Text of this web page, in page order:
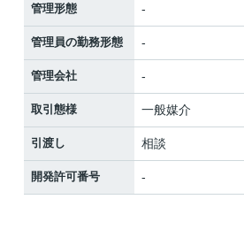
管理形態 -
管理員の勤務形態 -
管理会社 -
取引態様 一般媒介
引渡し 相談
開発許可番号 -